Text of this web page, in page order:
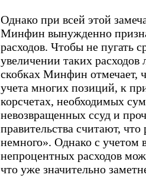
Однако при всей этой
Минфин вынужденно
расходов. Чтобы не пугать
увеличении таких
скобках Минфин отмечает,
учета многих позиций, к
корсчетах, необходимых
невозвращенных ссуд и
правительства считают,
немного». Однако с учетом
непроцентных расходов
что уже значительно